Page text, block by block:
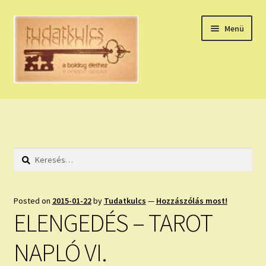
Ugrás
navigációhoz
Kilépés
tartalomba
Menü
HÚZZ EGY KÁRTYÁT!
HOLDNAPTÁR
NAPI ASZTROLÓGIA
KÉRJ EGY MEGERŐSÍTÉST!
Keresés:
Posted on 2015-01-22by Tudatkulcs — Hozzászólás most!
ELENGEDÉS – TAROT
NAPLÓ VI.